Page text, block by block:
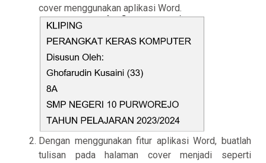
cover menggunakan aplikasi Word.
Dengan menggunakan fitur aplikasi Word, buatlah
tulisan pada halaman cover menjadi seperti